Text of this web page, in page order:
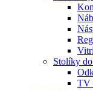
Stolíky
TV